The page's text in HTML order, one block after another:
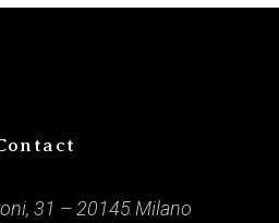
31 – 20145 Milano